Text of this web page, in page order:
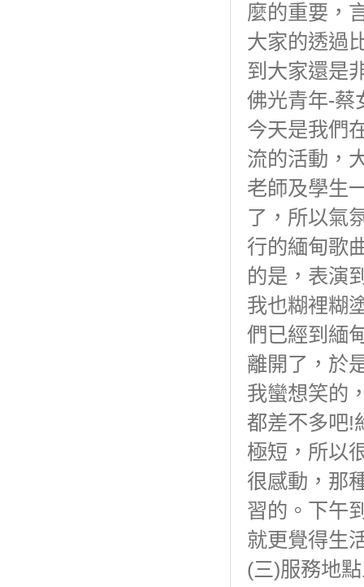
麼的重要，
大家的透過
到大家還是
佛光青年-蔡
今天是我們
流的活動，
老師及學生
了，所以氣
行的緬甸歌
的是，表演
我也糊裡糊
們已經到緬
離開了，於
我蠻想笑的
都差不多吧!
極短，所以
很感動，那
習的。下午
就更覺得生
(三)服務地